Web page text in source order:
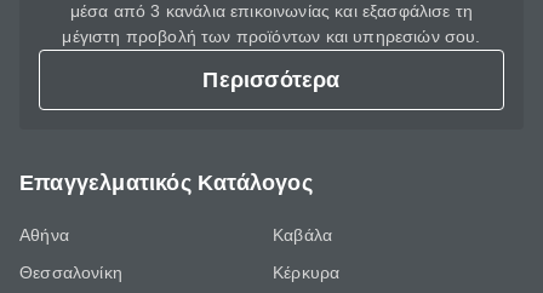
μέσα από 3 κανάλια επικοινωνίας και εξασφάλισε τη
μέγιστη προβολή των προϊόντων και υπηρεσιών σου.
Περισσότερα
Επαγγελματικός Κατάλογος
Αθήνα
Θεσσαλονίκη
Καβάλα
Κέρκυρα